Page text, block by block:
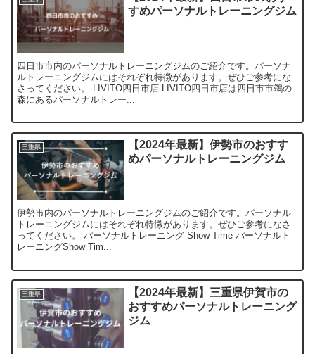
すめパーソナルトレーニングジム
四日市市内のパーソナルトレーニングジムのご紹介です。パーソナ
ルトレーニングジムにはそれぞれ特徴があります。ぜひご参考にな
さってください。 LIVITO四日市店 LIVITO四日市店は四日市市鵜の
森にあるパーソナルトレー...
三重県
【2024年最新】伊勢市のおすす
めパーソナルトレーニングジム
伊勢市内のパーソナルトレーニングジムのご紹介です。パーソナル
トレーニングジムにはそれぞれ特徴があります。ぜひご参考になさ
ってください。 パーソナルトレーニング Show Time パーソナルト
レーニングShow Tim...
三重県
【2024年最新】三重県伊賀市の
おすすめパーソナルトレーニング
ジム